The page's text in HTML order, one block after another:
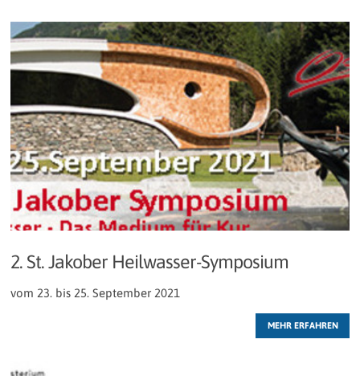
2. St. Jakober Heilwasser-Symposium
vom 23. bis 25. September 2021
MEHR ERFAHREN